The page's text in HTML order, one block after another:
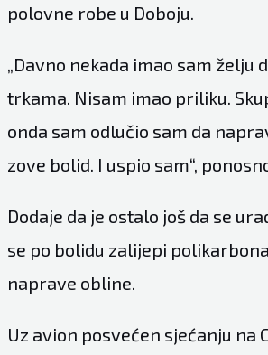
polovne robe u Doboju.
„Davno nekada imao sam želju
trkama. Nisam imao priliku.
onda sam odlučio sam da
zove bolid. I uspio sam“,
Dodaje da je ostalo još da se
se po bolidu zalijepi
naprave obline.
Uz avion posvećen sjećanju na